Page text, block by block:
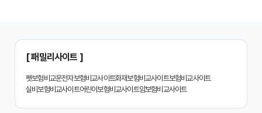
치아보험 비교사이트 똑똑하게 활용하는 3가지 꿀팁
[ 패밀리사이트 ]
펫보험비교운전자보험비교사이트화재보험비교사이트보험비교사이트
실비보험비교사이트어린이보험비교사이트암보험비교사이트